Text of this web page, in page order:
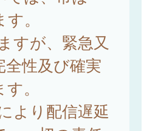
。
すが、緊急又
性及び確実
。
より配信遅延